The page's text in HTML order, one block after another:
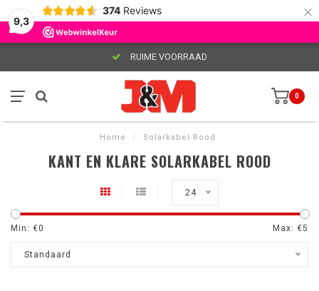
9,3
374 Reviews ×
RUIME VOORRAAD
0
Home / Solarkabel Rood
KANT EN KLARE SOLARKABEL ROOD
24
Min: €0 Max: €5
Standaard